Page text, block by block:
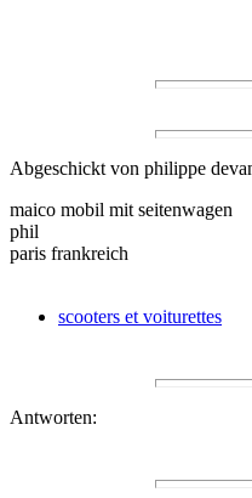
Abgeschickt von philippe
maico mobil mit seitenwagen
phil
paris frankreich
scooters et voiturettes
Antworten: